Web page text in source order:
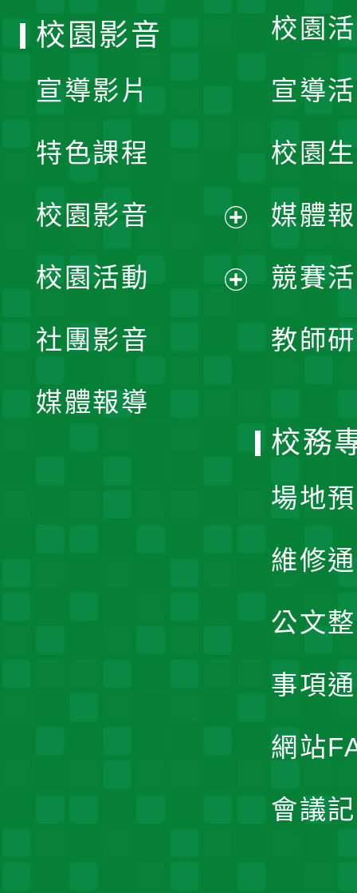
校園
宣導
校園
媒體
競賽
教師
校園影音
宣導影片
特色課程
校園影音
開
校園活動
社團影音
媒體報導
校務
場地
維修
公文
事項
網站
會議